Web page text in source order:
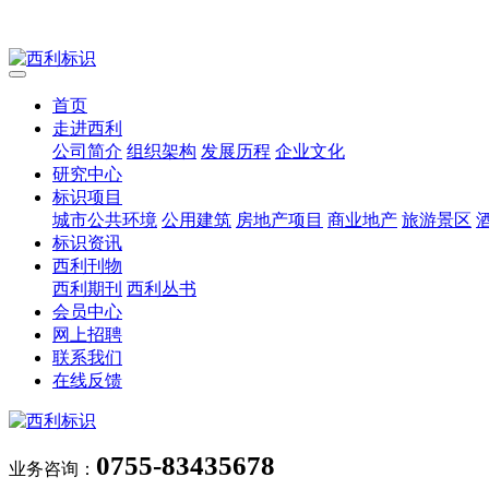
首页
走进西利
公司简介 组织架构 发展历程 企业文化
研究中心
标识项目
城市公共环境 公用建筑 房地产项目 商业地产 旅游景区
标识资讯
西利刊物
西利期刊 西利丛书
会员中心
网上招聘
联系我们
在线反馈
业务咨询： 0755-83435678